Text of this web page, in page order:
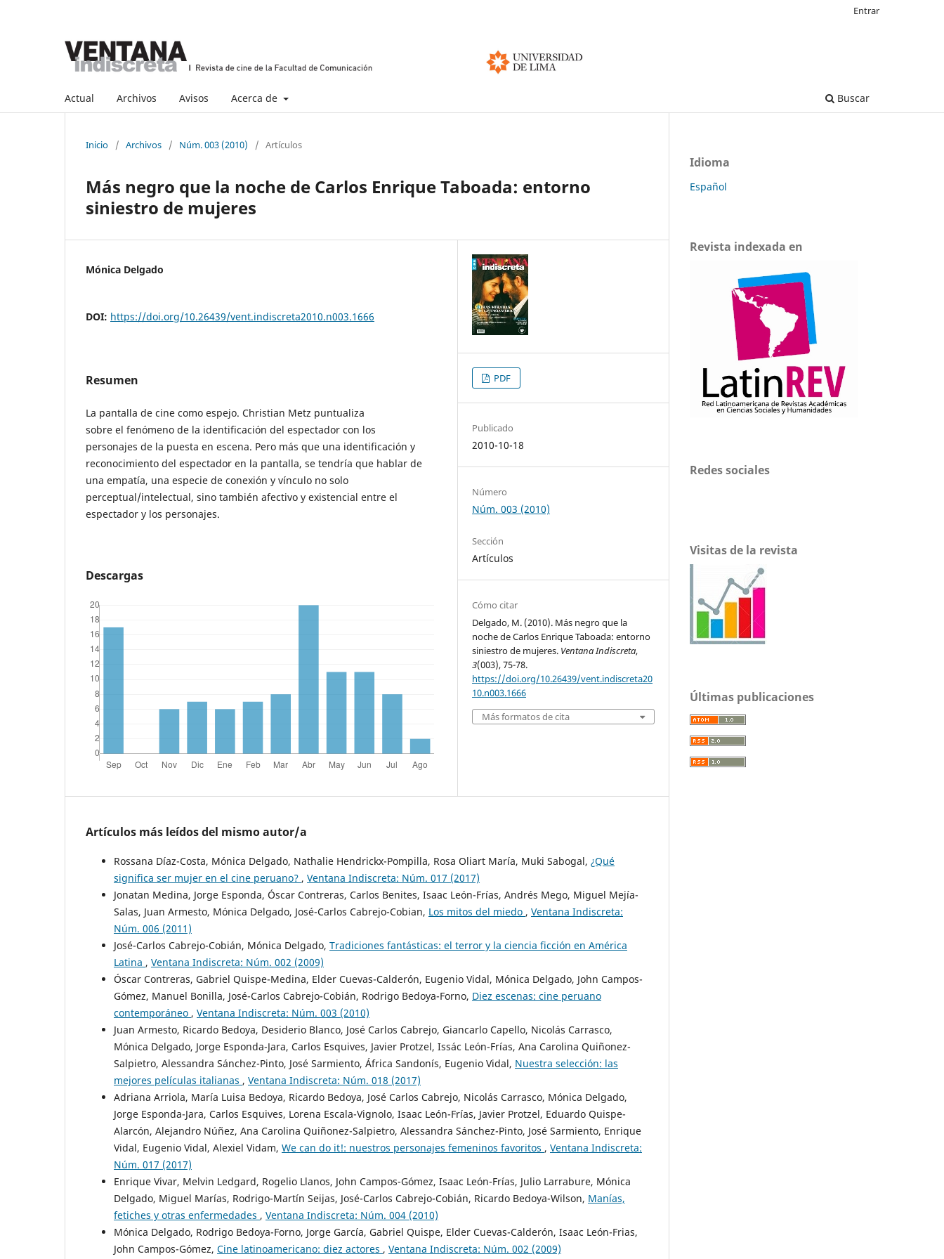
Actual Archivos Avisos Acerca de Buscar
Entrar
Inicio / Archivos / Núm. 003 (2010) / Artículos
Más negro que la noche de Carlos Enrique Taboada: entorno
siniestro de mujeres
Mónica Delgado
DOI: https://doi.org/10.26439/vent.indiscreta2010.n003.1666
Resumen
La pantalla de cine como espejo. Christian Metz puntualiza
sobre el fenómeno de la identificación del espectador con los
personajes de la puesta en escena. Pero más que una identificación y
reconocimiento del espectador en la pantalla, se tendría que hablar de
una empatía, una especie de conexión y vínculo no solo
perceptual/intelectual, sino también afectivo y existencial entre el
espectador y los personajes.
Descargas
PDF
Publicado
2010-10-18
Número
Núm. 003 (2010)
Sección
Artículos
Cómo citar
Delgado, M. (2010). Más negro que la
noche de Carlos Enrique Taboada: entorno
siniestro de mujeres. Ventana Indiscreta,
3(003), 75-78.
https://doi.org/10.26439/vent.indiscreta20
10.n003.1666
Más formatos de cita
Artículos más leídos del mismo autor/a
Rossana Díaz-Costa, Mónica Delgado, Nathalie Hendrickx-Pompilla, Rosa Oliart María, Muki Sabogal, ¿Qué
significa ser mujer en el cine peruano? , Ventana Indiscreta: Núm. 017 (2017)
Jonatan Medina, Jorge Esponda, Óscar Contreras, Carlos Benites, Isaac León-Frías, Andrés Mego, Miguel Mejía-
Salas, Juan Armesto, Mónica Delgado, José-Carlos Cabrejo-Cobian, Los mitos del miedo , Ventana Indiscreta:
Núm. 006 (2011)
José-Carlos Cabrejo-Cobián, Mónica Delgado, Tradiciones fantásticas: el terror y la ciencia ficción en América
Latina , Ventana Indiscreta: Núm. 002 (2009)
Óscar Contreras, Gabriel Quispe-Medina, Elder Cuevas-Calderón, Eugenio Vidal, Mónica Delgado, John Campos-
Gómez, Manuel Bonilla, José-Carlos Cabrejo-Cobián, Rodrigo Bedoya-Forno, Diez escenas: cine peruano
contemporáneo , Ventana Indiscreta: Núm. 003 (2010)
Juan Armesto, Ricardo Bedoya, Desiderio Blanco, José Carlos Cabrejo, Giancarlo Capello, Nicolás Carrasco,
Mónica Delgado, Jorge Esponda-Jara, Carlos Esquives, Javier Protzel, Issác León-Frías, Ana Carolina Quiñonez-
Salpietro, Alessandra Sánchez-Pinto, José Sarmiento, África Sandonís, Eugenio Vidal, Nuestra selección: las
mejores películas italianas , Ventana Indiscreta: Núm. 018 (2017)
Adriana Arriola, María Luisa Bedoya, Ricardo Bedoya, José Carlos Cabrejo, Nicolás Carrasco, Mónica Delgado,
Jorge Esponda-Jara, Carlos Esquives, Lorena Escala-Vignolo, Isaac León-Frías, Javier Protzel, Eduardo Quispe-
Alarcón, Alejandro Núñez, Ana Carolina Quiñonez-Salpietro, Alessandra Sánchez-Pinto, José Sarmiento, Enrique
Vidal, Eugenio Vidal, Alexiel Vidam, We can do it!: nuestros personajes femeninos favoritos , Ventana Indiscreta:
Núm. 017 (2017)
Enrique Vivar, Melvin Ledgard, Rogelio Llanos, John Campos-Gómez, Isaac León-Frías, Julio Larrabure, Mónica
Delgado, Miguel Marías, Rodrigo-Martín Seijas, José-Carlos Cabrejo-Cobián, Ricardo Bedoya-Wilson, Manías,
fetiches y otras enfermedades , Ventana Indiscreta: Núm. 004 (2010)
Mónica Delgado, Rodrigo Bedoya-Forno, Jorge García, Gabriel Quispe, Elder Cuevas-Calderón, Isaac León-Frias,
John Campos-Gómez, Cine latinoamericano: diez actores , Ventana Indiscreta: Núm. 002 (2009)
Idioma
Español
Revista indexada en
Redes sociales
Visitas de la revista
Últimas publicaciones